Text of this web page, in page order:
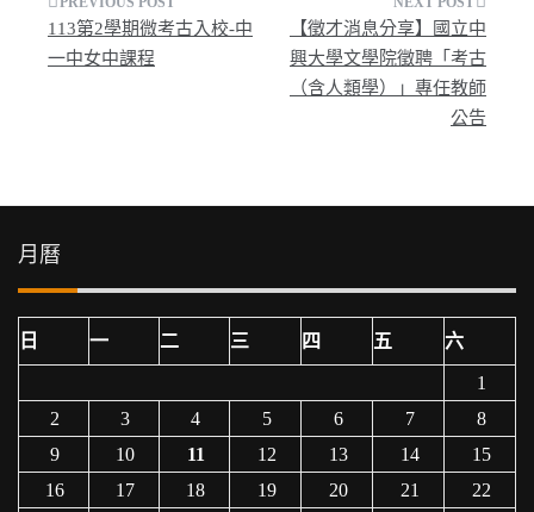
文
章
113第2學期微考古入校-中
一中女中課程
【徵才消息分享】國立中
興大學文學院徵聘「考古
（含人類學）」專任教師
公告
月曆
日 一 二 三 四 五 六
1
2
3 4 5 6 7
8
9
10 11 12 13 14
15
16
17 18 19 20 21 22